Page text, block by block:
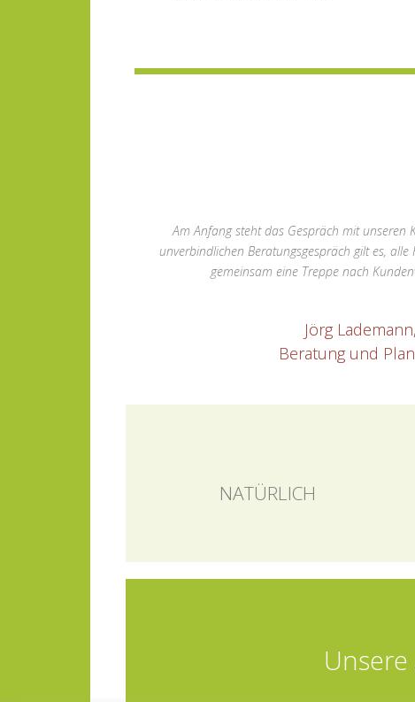
Am Anfang steht das Gespräch mit unseren
unverbindlichen Beratungsgespräch gilt es,
gemeinsam eine Treppe nach
Jörg Lademann,
Beratung und
NATÜRLICH